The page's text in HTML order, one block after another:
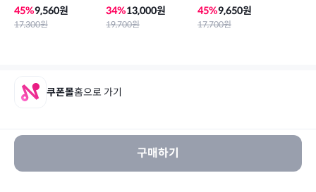
어니언
45%9,560원
17,300원
34%13,000원
19,700원
갈릭
45%9,650원
17,700원
쿠폰몰홈으로 가기
구매하기